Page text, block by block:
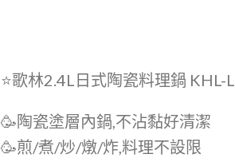
⭐️歌林2.4L日式陶瓷料理鍋 KHL-
🥳陶瓷塗層內鍋,不沾黏好清潔
🥳煎/煮/炒/燉/炸,料理不設限